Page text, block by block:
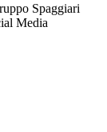
Spaggiari
Media